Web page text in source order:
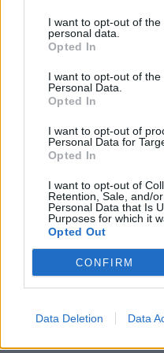
I want to opt-out of
personal data.
Opted In
I want to opt-out of the
Personal Data.
Opted In
I want to opt-out of
Personal Data for
Opted In
I want to opt-out of
Retention, Sale, and/
Personal Data that Is
Purposes for which it
Opted Out
CONFIRM
Data Deletion Data
+ Sneaker Pimps
Añadir Letra
Ranking de Sneaker
Sneaker Pimpsno
más apoyados o
¿Apoyar a Sneaker
0
Ranking de Sneaker Pimps